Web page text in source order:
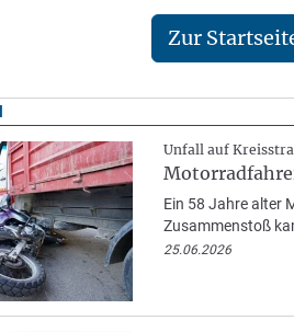
Zur
Unfall auf
Ein 58 Jahre alter
Zusammenstoß
25.06.2026